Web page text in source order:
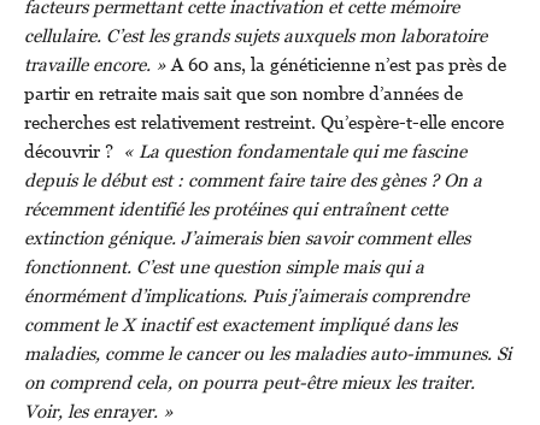
facteurs permettant cette inactivation et cette mémoire
cellulaire. C’est les grands sujets auxquels mon laboratoire
travaille encore. »A 60 ans, la généticienne n’est pas près de
partir en retraite mais sait que son nombre d’années de
recherches est relativement restreint. Qu’espère-t-elle encore
découvrir ? « La question fondamentale qui me fascine
depuis le début est : comment faire taire des gènes ? On a
récemment identifié les protéines qui entraînent cette
extinction génique. J’aimerais bien savoir comment elles
fonctionnent. C’est une question simple mais qui a
énormément d’implications. Puis j’aimerais comprendre
comment le X inactif est exactement impliqué dans les
maladies, comme le cancer ou les maladies auto-immunes. Si
on comprend cela, on pourra peut-être mieux les traiter.
Voir, les enrayer. »